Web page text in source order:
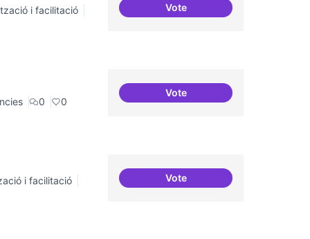
i facilitació
VoteMoviment Activista Digital
0 0
Vote20 projectes residents
i facilitació
VoteSuport a projectes digitals i